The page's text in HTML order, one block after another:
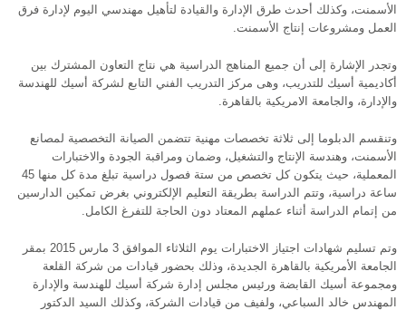
الأسمنت، وكذلك أحدث طرق الإدارة والقيادة لتأهيل مهندسي اليوم لإدارة فرق
العمل ومشروعات إنتاج الأسمنت.
وتجدر الإشارة إلى أن جميع المناهج الدراسية هي نتاج التعاون المشترك بين
أكاديمية أسيك للتدريب، وهى مركز التدريب الفني التابع لشركة أسيك للهندسة
والإدارة، والجامعة الامريكية بالقاهرة.
وتنقسم الدبلوما إلى ثلاثة تخصصات مهنية تتضمن الصيانة التخصصية لمصانع
الأسمنت، وهندسة الإنتاج والتشغيل، وضمان ومراقبة الجودة والاختبارات
المعملية، حيث يتكون كل تخصص من ستة فصول دراسية تبلغ مدة كل منها 45
ساعة دراسية، وتتم الدراسة بطريقة التعليم الإلكتروني بغرض تمكين الدارسين
من إتمام الدراسة أثناء عملهم المعتاد دون الحاجة للتفرغ الكامل.
وتم تسليم شهادات اجتياز الاختبارات يوم الثلاثاء الموافق 3 مارس 2015 بمقر
الجامعة الأمريكية بالقاهرة الجديدة، وذلك بحضور قيادات من شركة القلعة
ومجموعة أسيك القابضة ورئيس مجلس إدارة شركة أسيك للهندسة والإدارة
المهندس خالد السباعي، ولفيف من قيادات الشركة، وكذلك السيد الدكتور